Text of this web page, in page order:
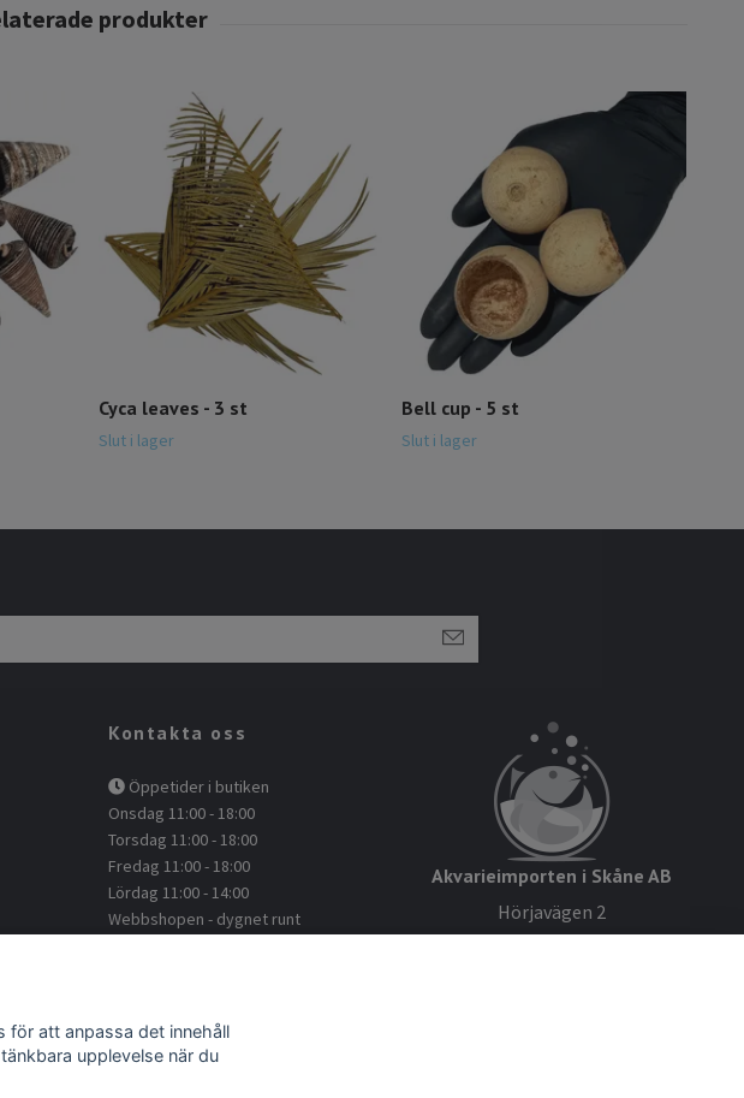
Cyca leaves - 3 st
Slut i lager
Bell cup - 5 st
Slut i lager
Kontakta oss
Öppetider i butiken
Onsdag 11:00 - 18:00
Torsdag 11:00 - 18:00
Fredag 11:00 - 18:00
Lördag 11:00 - 14:00
Webbshopen - dygnet runt
Facebook
Akvarieimporten i Skåne AB
Hörjavägen 2
28234 Tyringe
för att anpassa det innehåll
upplevelse när du